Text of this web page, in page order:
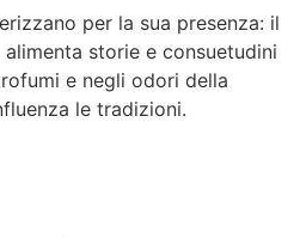
per la sua presenza: il
storie e consuetudini
e negli odori della
le tradizioni.